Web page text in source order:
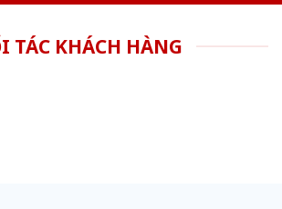
TÁC KHÁCH HÀNG